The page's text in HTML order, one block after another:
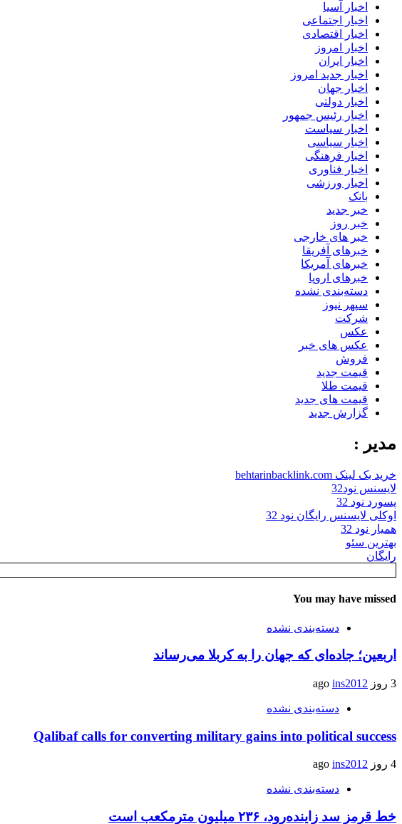
اخبار آسیا
اخبار اجتماعی
اخبار اقتصادی
اخبار امروز
اخبار ایران
اخبار جدید امروز
اخبار جهان
اخبار دولتی
اخبار رئیس جمهور
اخبار سیاست
اخبار سیاسی
اخبار فرهنگی
اخبار فناوری
اخبار ورزشی
بانک
خبر جدید
خبر روز
خبر های خارجی
خبرهای آفریقا
خبرهای آمریکا
خبرهای اروپا
دسته‌بندی نشده
سپهر نیوز
شرکت
عکس
عکس های خبر
فروش
قیمت جدید
قیمت طلا
قیمت های جدید
گزارش جدید
مدیر :
خرید بک لینک behtarinbacklink.com
لایسنس نود32
پسورد نود 32
اوکلی لایسنس رایگان نود 32
همیار نود 32
بهترین سئو
رایگان
You may have missed
دسته‌بندی نشده
اربعین؛ جاده‌ای که جهان را به کربلا می‌رساند
3 روز ago ins2012
دسته‌بندی نشده
Qalibaf calls for converting military gains into political success
4 روز ago ins2012
دسته‌بندی نشده
خط قرمز سد زاینده‌رود، ۲۳۶ میلیون مترمکعب است